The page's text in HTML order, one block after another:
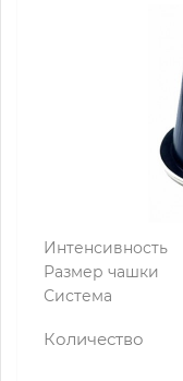
Интенсивность
Размер чашки
Система
Количество